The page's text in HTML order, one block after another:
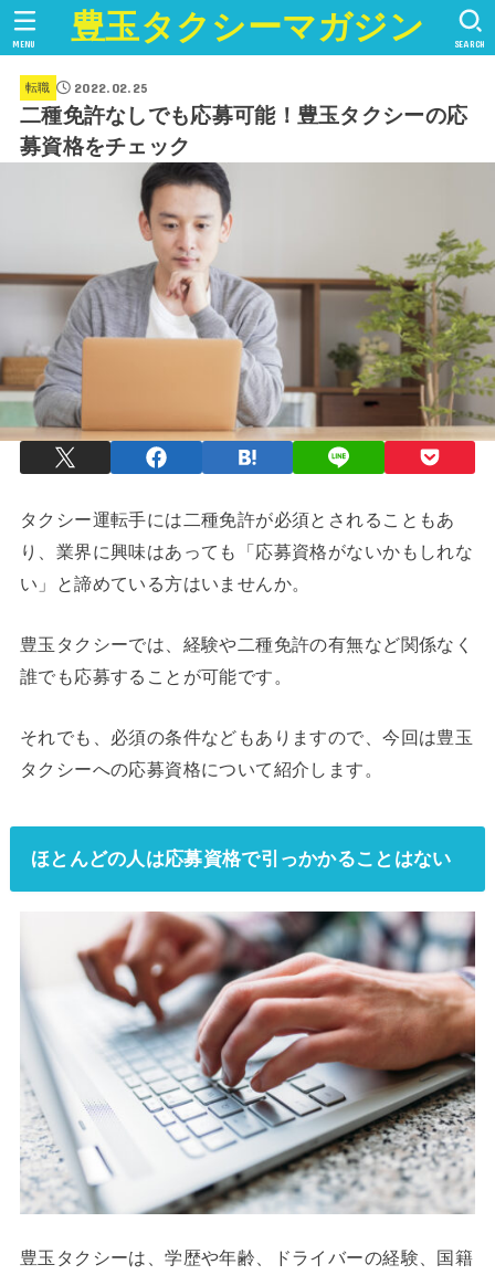
豊玉タクシーマガジン SEARCH
MENU
転職 2022.02.25
二種免許なしでも応募可能！豊玉タクシーの応
募資格をチェック
タクシー運転手には二種免許が必須とされることもあ
り、業界に興味はあっても「応募資格がないかもしれな
い」と諦めている方はいませんか。
豊玉タクシーでは、経験や二種免許の有無など関係なく
誰でも応募することが可能です。
それでも、必須の条件などもありますので、今回は豊玉
タクシーへの応募資格について紹介します。
ほとんどの人は応募資格で引っかかることはない
豊玉タクシーは、学歴や年齢、ドライバーの経験、国籍